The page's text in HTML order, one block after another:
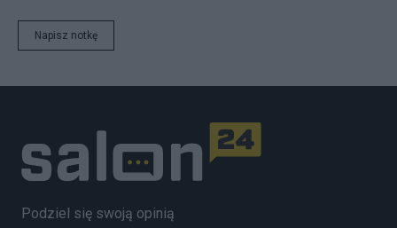
Napisz notkę
Podziel się swoją opinią